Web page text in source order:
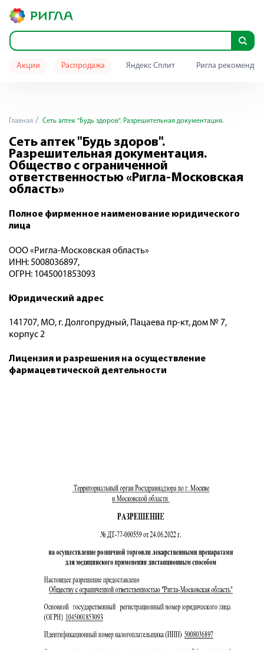
Акции Распродажа Яндекс Сплит Ригла
Главная Сеть аптек "Будь здоров". Разрешительная документация.
Сеть аптек "Будь здоров".
Разрешительная документация.
Общество с ограниченной
ответственностью «Ригла-Московская
область»
Полное фирменное наименование юридического
лица
ООО «Ригла-Московская область»
ИНН: 5008036897,
ОГРН: 1045001853093
Юридический адрес
141707, МО, г. Долгопрудный, Пацаева пр-кт, дом № 7,
корпус 2
Лицензия и разрешения на осуществление
фармацевтической деятельности